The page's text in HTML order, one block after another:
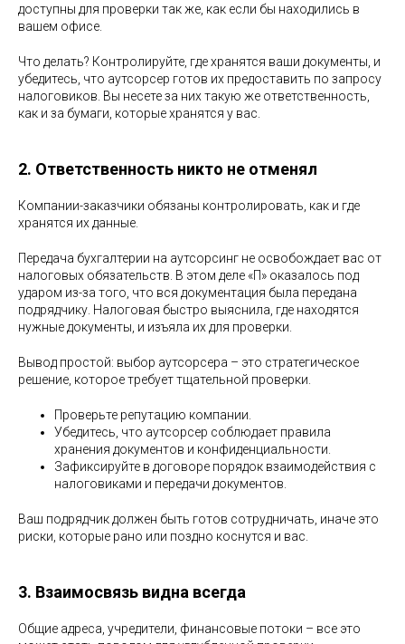
доступны для проверки так же, как если бы находились в
вашем офисе.
Что делать? Контролируйте, где хранятся ваши документы, и
убедитесь, что аутсорсер готов их предоставить по запросу
налоговиков. Вы несете за них такую же ответственность,
как и за бумаги, которые хранятся у вас.
2. Ответственность никто не отменял
Компании-заказчики обязаны контролировать, как и где
хранятся их данные.
Передача бухгалтерии на аутсорсинг не освобождает вас от
налоговых обязательств. В этом деле «П» оказалось под
ударом из-за того, что вся документация была передана
подрядчику. Налоговая быстро выяснила, где находятся
нужные документы, и изъяла их для проверки.
Вывод простой: выбор аутсорсера – это стратегическое
решение, которое требует тщательной проверки.
Проверьте репутацию компании.
Убедитесь, что аутсорсер соблюдает правила
хранения документов и конфиденциальности.
Зафиксируйте в договоре порядок взаимодействия с
налоговиками и передачи документов.
Ваш подрядчик должен быть готов сотрудничать, иначе это
риски, которые рано или поздно коснутся и вас.
3. Взаимосвязь видна всегда
Общие адреса, учредители, финансовые потоки – все это